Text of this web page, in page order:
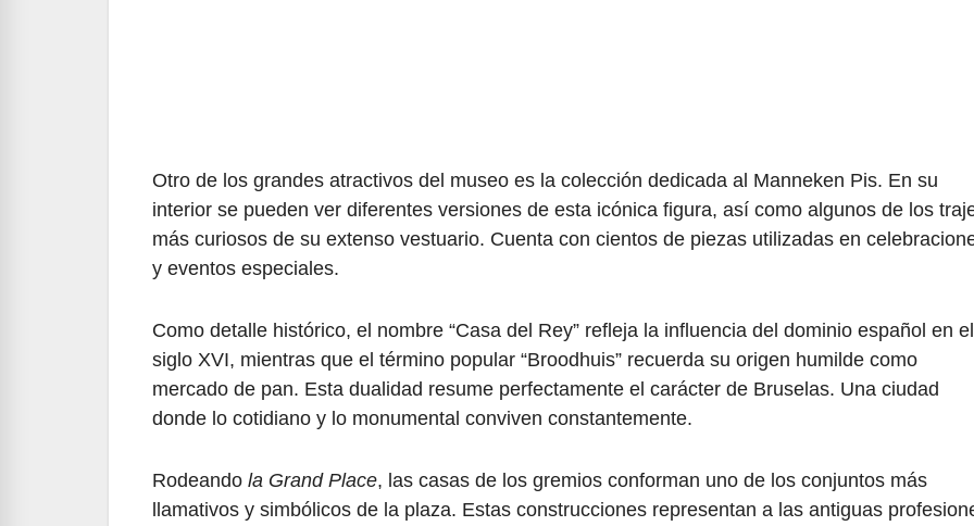
Otro de los grandes atractivos del museo es la colección dedicada al Manneken Pis. En su
interior se pueden ver diferentes versiones de esta icónica figura, así como algunos de los
más curiosos de su extenso vestuario. Cuenta con cientos de piezas utilizadas en
y eventos especiales.
Como detalle histórico, el nombre “Casa del Rey” refleja la influencia del dominio español en el
siglo XVI, mientras que el término popular “Broodhuis” recuerda su origen humilde como
mercado de pan. Esta dualidad resume perfectamente el carácter de Bruselas. Una ciudad
donde lo cotidiano y lo monumental conviven constantemente.
Rodeando la Grand Place, las casas de los gremios conforman uno de los conjuntos más
llamativos y simbólicos de la plaza. Estas construcciones representan a las antiguas